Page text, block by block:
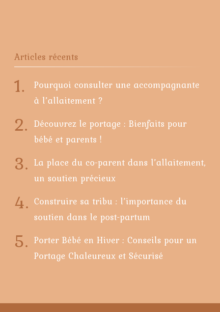
Articles récents
Pourquoi consulter une accompagnante
à l’allaitement ?
Découvrez le portage : Bienfaits pour
bébé et parents !
La place du co-parent dans l’allaitement,
un soutien précieux
Construire sa tribu : l’importance du
soutien dans le post-partum
Porter Bébé en Hiver : Conseils pour un
Portage Chaleureux et Sécurisé